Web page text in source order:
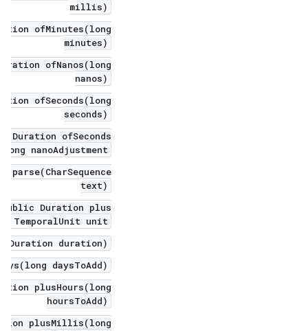
millis)
ofMinutes(long
minutes)
ofNanos(long
nanos)
ofSeconds(long
seconds)
ofSeconds(
nanoAdjustment)
text)
public Duration plus(
TemporalUnit unit)
duration)
daysToAdd)
plusHours(long
hoursToAdd)
plusMillis(long